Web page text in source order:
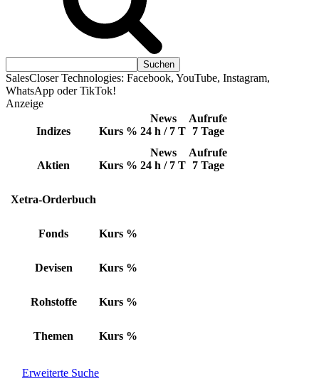
SalesCloser Technologies: Facebook, YouTube, Instagram,
WhatsApp oder TikTok!
Anzeige
Indizes Kurs %
News
24 h / 7 T
Aufrufe
7 Tage
Aktien Kurs %
News
24 h / 7 T
Aufrufe
7 Tage
Xetra-Orderbuch
Fonds Kurs %
Devisen Kurs %
Rohstoffe Kurs %
Themen Kurs %
Erweiterte Suche